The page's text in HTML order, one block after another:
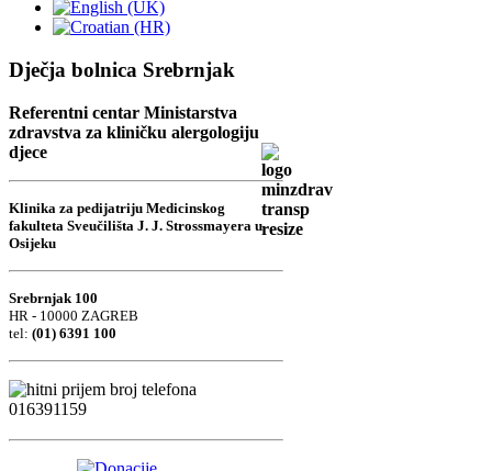
Dječja bolnica Srebrnjak
Referentni centar Ministarstva
zdravstva za kliničku alergologiju
djece
Klinika za pedijatriju Medicinskog
fakulteta Sveučilišta J. J. Strossmayera u
Osijeku
Srebrnjak 100
HR - 10000 ZAGREB
tel: (01) 6391 100